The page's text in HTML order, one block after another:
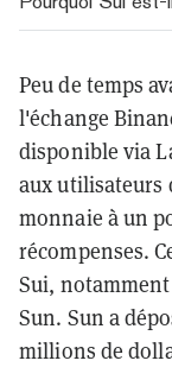
Peu de temps
l'échange
disponible via
aux utilisateurs
monnaie à un
récompenses.
Sui,
Sun. Sun a
millions de